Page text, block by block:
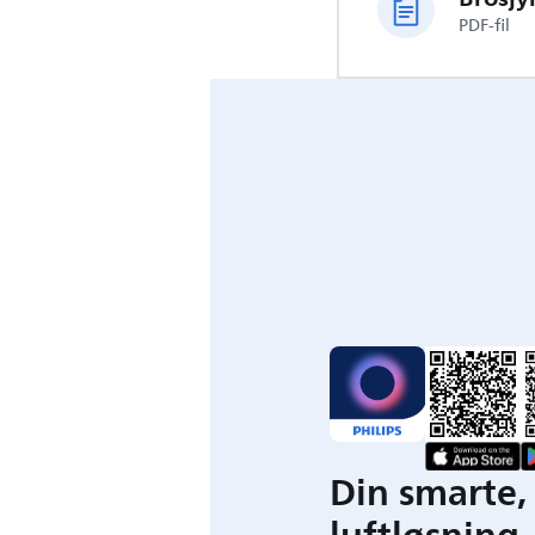
PDF-fil
Din